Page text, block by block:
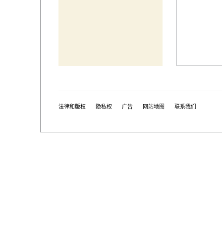
法律和版权 隐私权 广告 网站地图 联系我们